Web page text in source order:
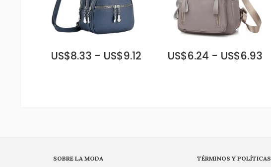
US$8.33 - US$9.12 US$6.24 - US$6.93
SOBRE LA MODA TÉRMINOS Y POLÍTICAS